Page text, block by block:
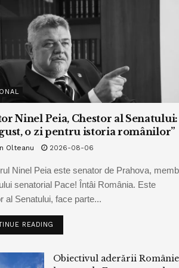
Ninel Peia, Chestor al Senatului:
o zi pentru istoria românilor”
Olteanu 2026-08-06
Ninel Peia este senator de Prahova,
senatorial Pace! Întâi România. Este
al Senatului, face parte...
READING
Obiectivul aderării